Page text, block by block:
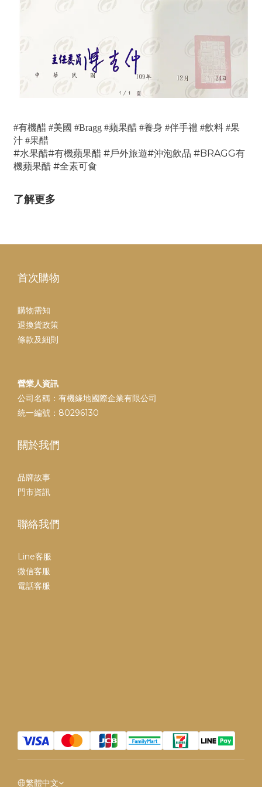
#有機醋 #美國 #Bragg #蘋果醋 #養身 #伴手禮 #飲料 #果
汁 #果醋
#水果醋#有機蘋果醋 #戶外旅遊#沖泡飲品 #BRAGG有
機蘋果醋 #全素可食
了解更多
首次購物
購物需知
退換貨政策
條款及細則
營業人資訊
公司名稱：有機緣地國際企業有限公司
統一編號：80296130
關於我們
品牌故事
門市資訊
聯絡我們
Line客服
微信客服
電話客服
繁體中文